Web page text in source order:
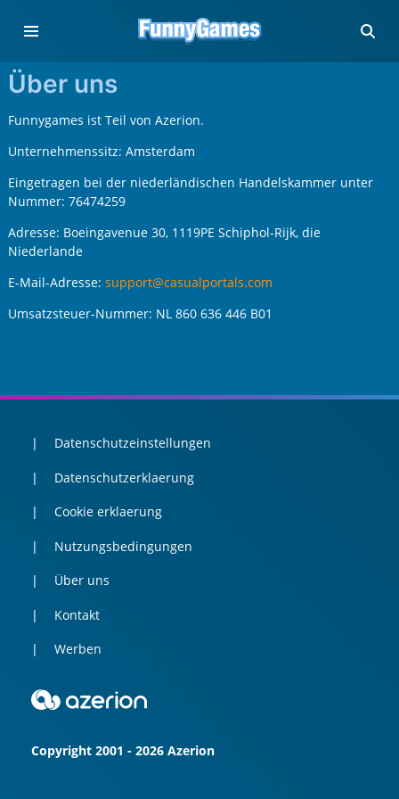
Über uns
Funnygames ist Teil von Azerion.
Unternehmenssitz: Amsterdam
Eingetragen bei der niederländischen Handelskammer unter
Nummer: 76474259
Adresse: Boeingavenue 30, 1119PE Schiphol-Rijk, die
Niederlande
E-Mail-Adresse: support@casualportals.com
Umsatzsteuer-Nummer: NL 860 636 446 B01
Datenschutzeinstellungen
Datenschutzerklaerung
Cookie erklaerung
Nutzungsbedingungen
Über uns
Kontakt
Werben
Copyright 2001 - 2026 Azerion